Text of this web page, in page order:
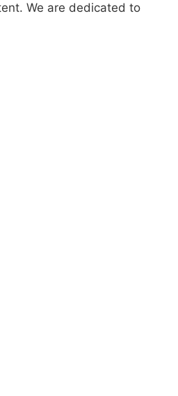
We are dedicated to